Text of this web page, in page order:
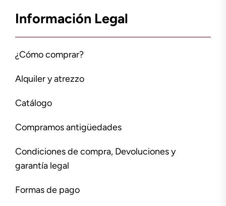
Información Legal
¿Cómo comprar?
Alquiler y atrezzo
Catálogo
Compramos antigüedades
Condiciones de compra, Devoluciones y
garantía legal
Formas de pago